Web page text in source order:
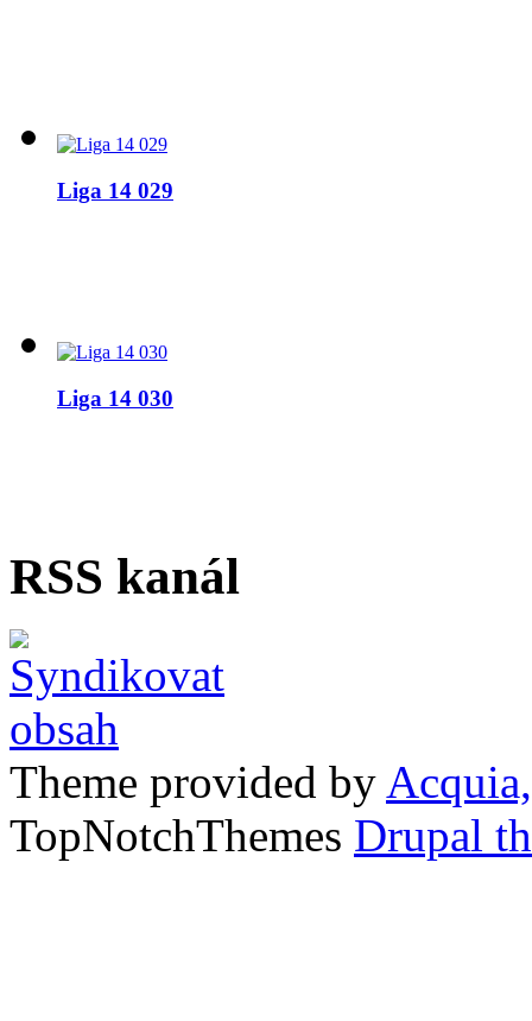
Liga 14 029
Liga 14 030
RSS kanál
Theme provided by
TopNotchThemes Drupal